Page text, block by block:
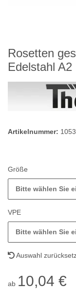
Rosetten
Edelstahl A2
Artikelnummer:
Größe
Bitte wählen Sie
VPE
Bitte wählen Sie
Auswahl
ab 10,04 €